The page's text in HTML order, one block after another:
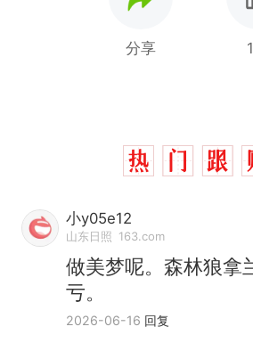
分享
小y05e12
山东日照 163.com
做美梦呢。森林狼拿
亏。
2026-06-16 回复